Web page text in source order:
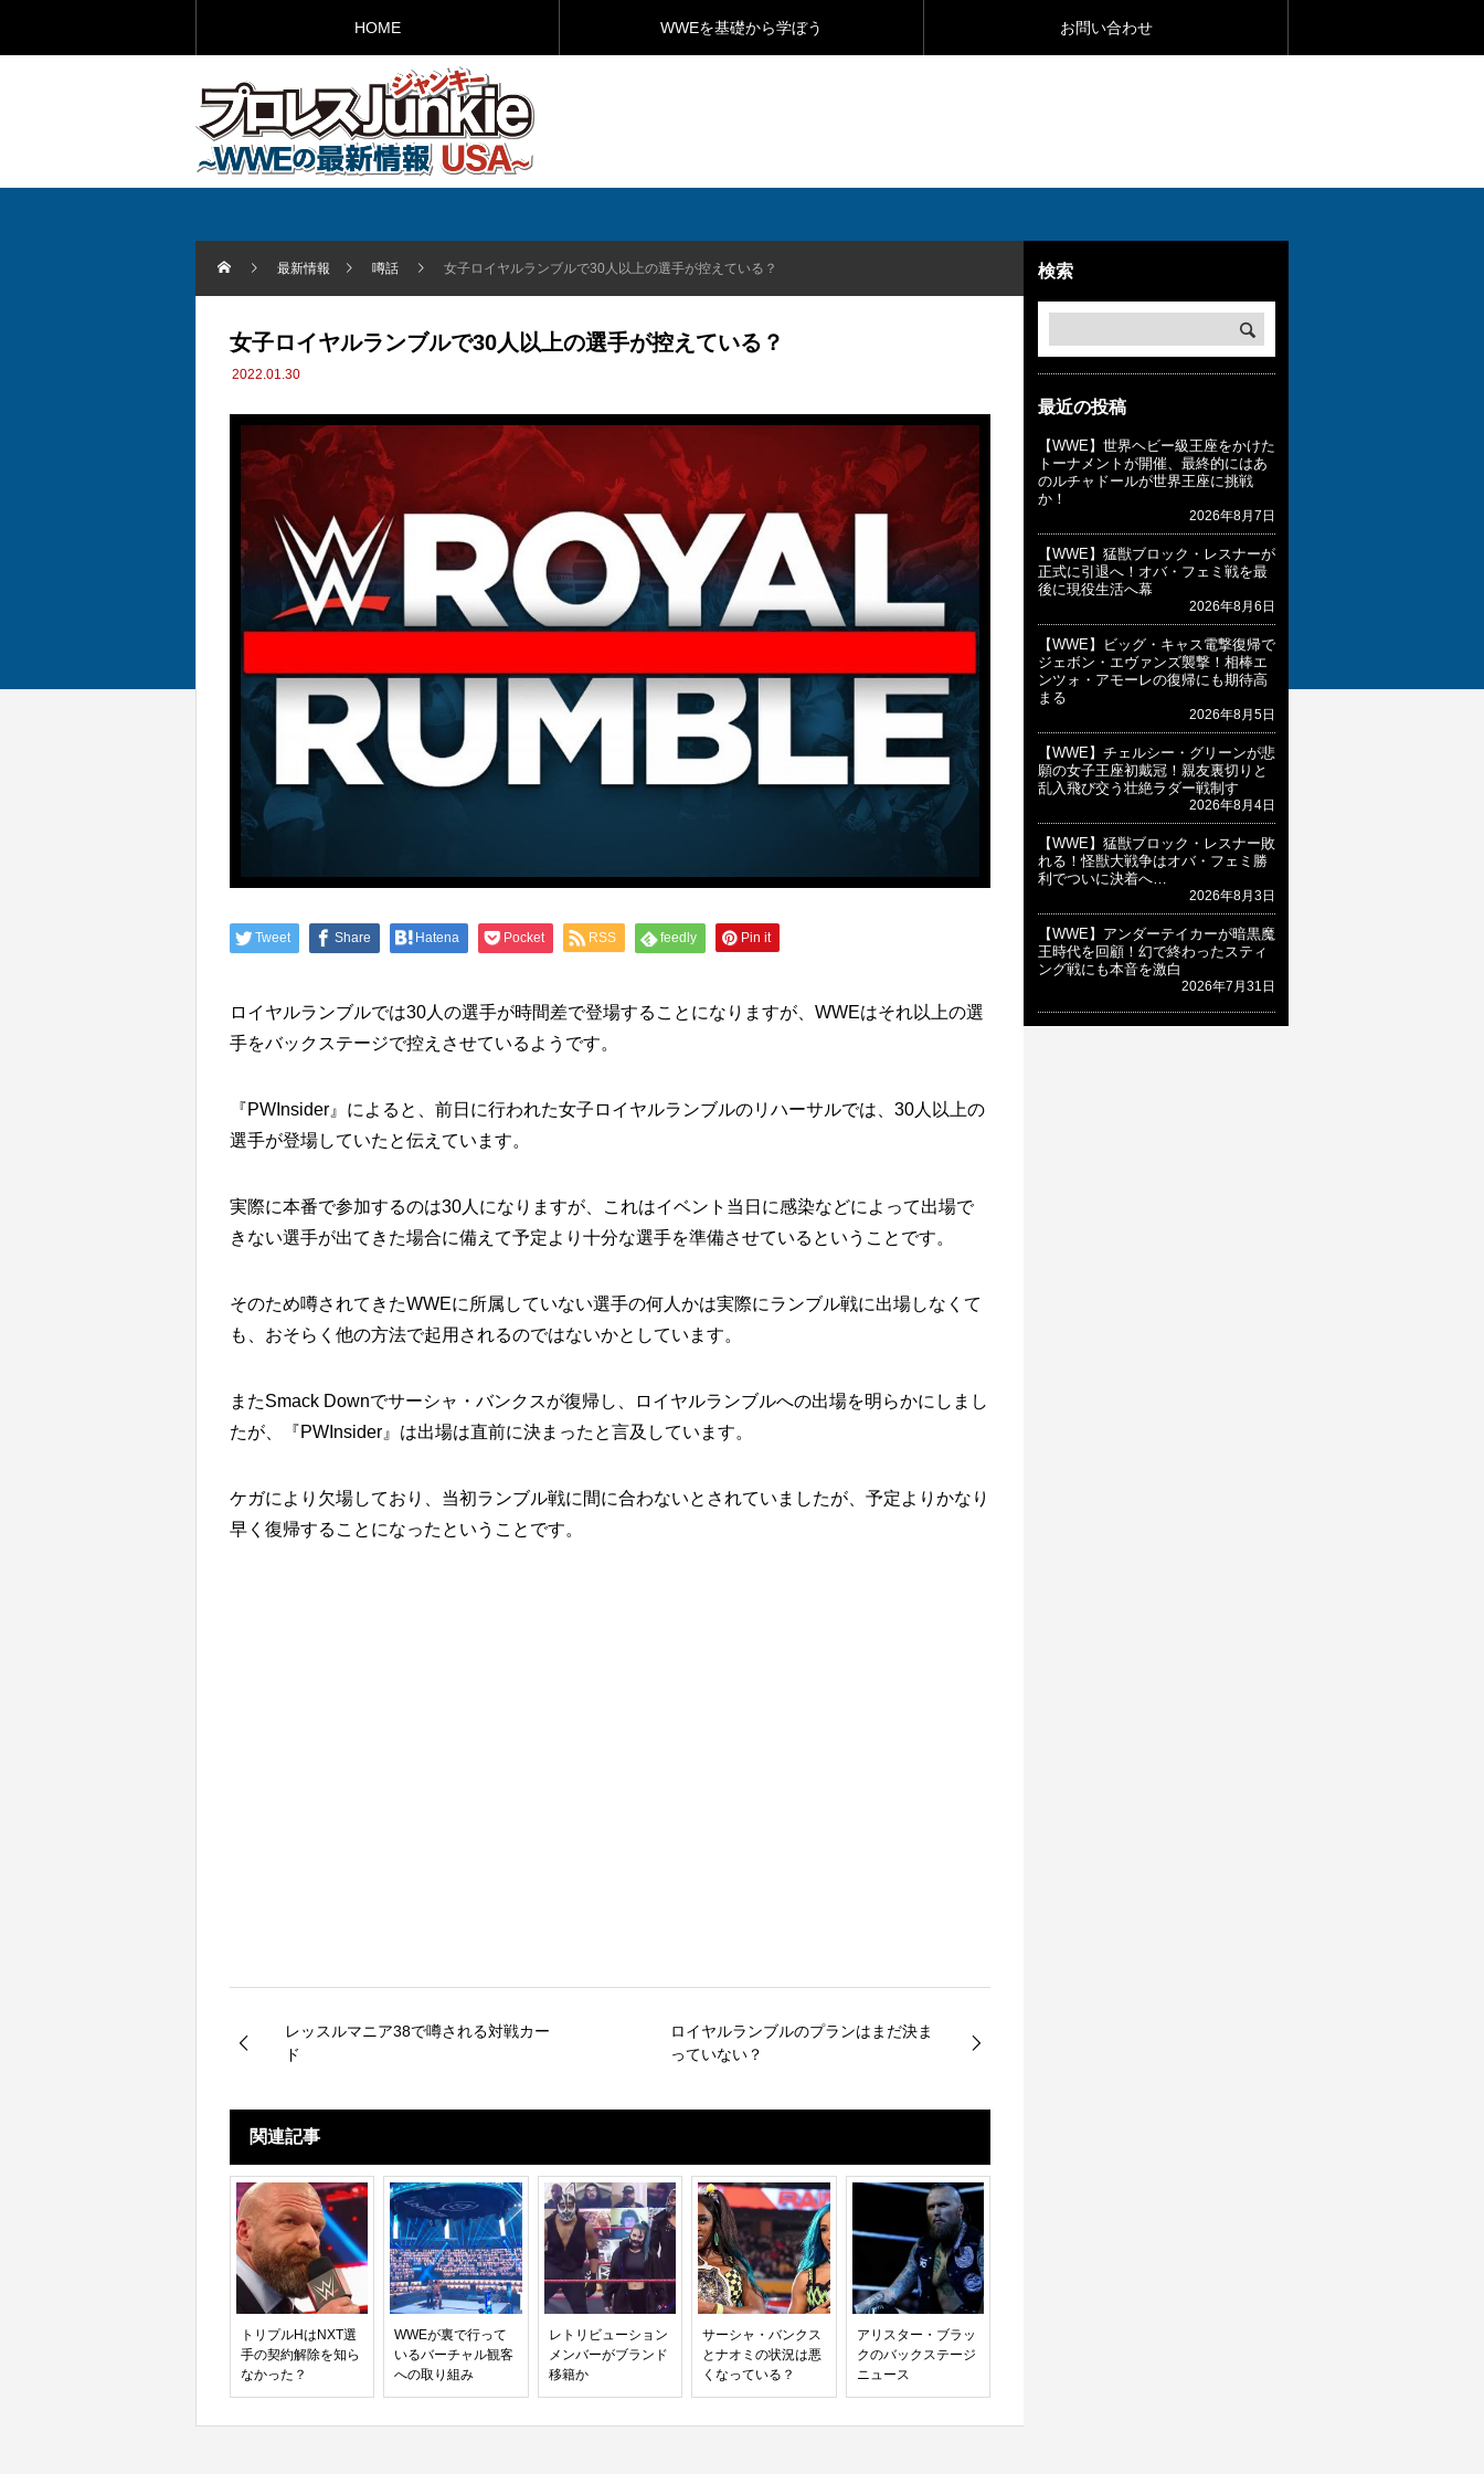
HOME WWEを基礎から学ぼう お問い合わせ
最新情報 噂話 女子ロイヤルランブルで30人以上の選手が控えている？
女子ロイヤルランブルで30人以上の選手が控えている？
2022.01.30
Tweet Share Hatena Pocket RSS feedly Pin it
ロイヤルランブルでは30人の選手が時間差で登場することになりますが、WWEはそれ以上の選
手をバックステージで控えさせているようです。
『PWInsider』によると、前日に行われた女子ロイヤルランブルのリハーサルでは、30人以上の
選手が登場していたと伝えています。
実際に本番で参加するのは30人になりますが、これはイベント当日に感染などによって出場で
きない選手が出てきた場合に備えて予定より十分な選手を準備させているということです。
そのため噂されてきたWWEに所属していない選手の何人かは実際にランブル戦に出場しなくて
も、おそらく他の方法で起用されるのではないかとしています。
またSmack Downでサーシャ・バンクスが復帰し、ロイヤルランブルへの出場を明らかにしまし
たが、『PWInsider』は出場は直前に決まったと言及しています。
ケガにより欠場しており、当初ランブル戦に間に合わないとされていましたが、予定よりかなり
早く復帰することになったということです。
レッスルマニア38で噂される対戦カー
ド
ロイヤルランブルのプランはまだ決ま
っていない？
関連記事
トリプルHはNXT選
手の契約解除を知ら
なかった？
WWEが裏で行って
いるバーチャル観客
への取り組み
レトリビューション
メンバーがブランド
移籍か
サーシャ・バンクス
とナオミの状況は悪
くなっている？
アリスター・ブラッ
クのバックステージ
ニュース
検索
最近の投稿
【WWE】世界ヘビー級王座をかけた
トーナメントが開催、最終的にはあ
のルチャドールが世界王座に挑戦
か！
2026年8月7日
【WWE】猛獣ブロック・レスナーが
正式に引退へ！オバ・フェミ戦を最
後に現役生活へ幕
2026年8月6日
【WWE】ビッグ・キャス電撃復帰で
ジェボン・エヴァンズ襲撃！相棒エ
ンツォ・アモーレの復帰にも期待高
まる
2026年8月5日
【WWE】チェルシー・グリーンが悲
願の女子王座初戴冠！親友裏切りと
乱入飛び交う壮絶ラダー戦制す
2026年8月4日
【WWE】猛獣ブロック・レスナー敗
れる！怪獣大戦争はオバ・フェミ勝
利でついに決着へ…
2026年8月3日
【WWE】アンダーテイカーが暗黒魔
王時代を回顧！幻で終わったスティ
ング戦にも本音を激白
2026年7月31日